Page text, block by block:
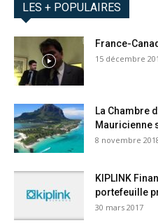
LES + POPULAIRES
France-
15 décembre
La Chambre
Mauricienne
8 novembre
KIPLINK
portefeuille
30 mars 2017